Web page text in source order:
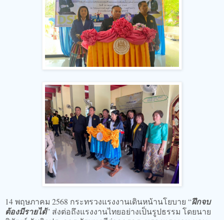
14 พฤษภาคม 2568 กระทรวงแรงงานเดินหน้านโยบาย “ฝึกจบ
ต้องมีรายได้” ส่งต่อถึงแรงงานไทยอย่างเป็นรูปธรรม โดยนาย